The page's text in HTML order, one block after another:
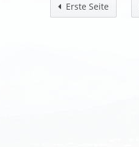
Erste Seite